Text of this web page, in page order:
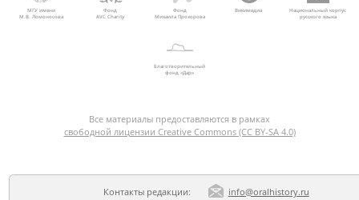
МГУ имени
М.В. Ломоносова
Фонд
AVC Charity
Фонд
Михаила Прохорова
Викимедиа
Национальный корпус
русского языка
Благотворительный
фонд «Дар»
Все материалы предоставляются в рамках
свободной лицензии Creative Commons (CC BY-SA 4.0)
Контакты редакции: info@oralhistory.ru